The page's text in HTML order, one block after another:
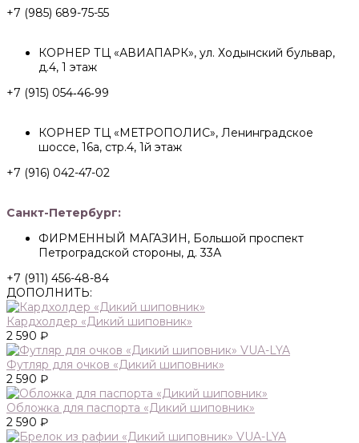
+7 (985) 689-75-55
КОРНЕР ТЦ «АВИАПАРК», ул. Ходынский бульвар,
д.4, 1 этаж
+7 (915) 054‑46‑99
КОРНЕР ТЦ «МЕТРОПОЛИС», Ленинградское
шоссе, 16а, стр.4, 1й этаж
+7 (916) 042-47-02
Санкт-Петербург:
ФИРМЕННЫЙ МАГАЗИН, Большой проспект
Петроградской стороны, д. 33А
+7 (911) 456-48-84
ДОПОЛНИТЬ:
Кардхолдер «Дикий шиповник»
2 590 ₽
Футляр для очков «Дикий шиповник»
2 590 ₽
Обложка для паспорта «Дикий шиповник»
2 590 ₽